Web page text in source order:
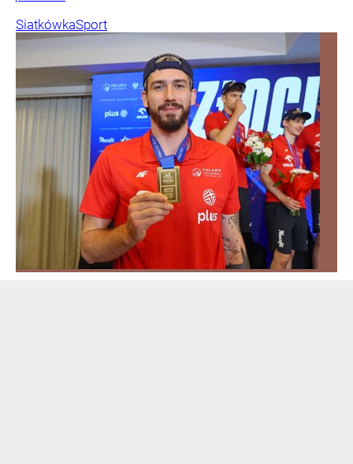
SiatkówkaSport